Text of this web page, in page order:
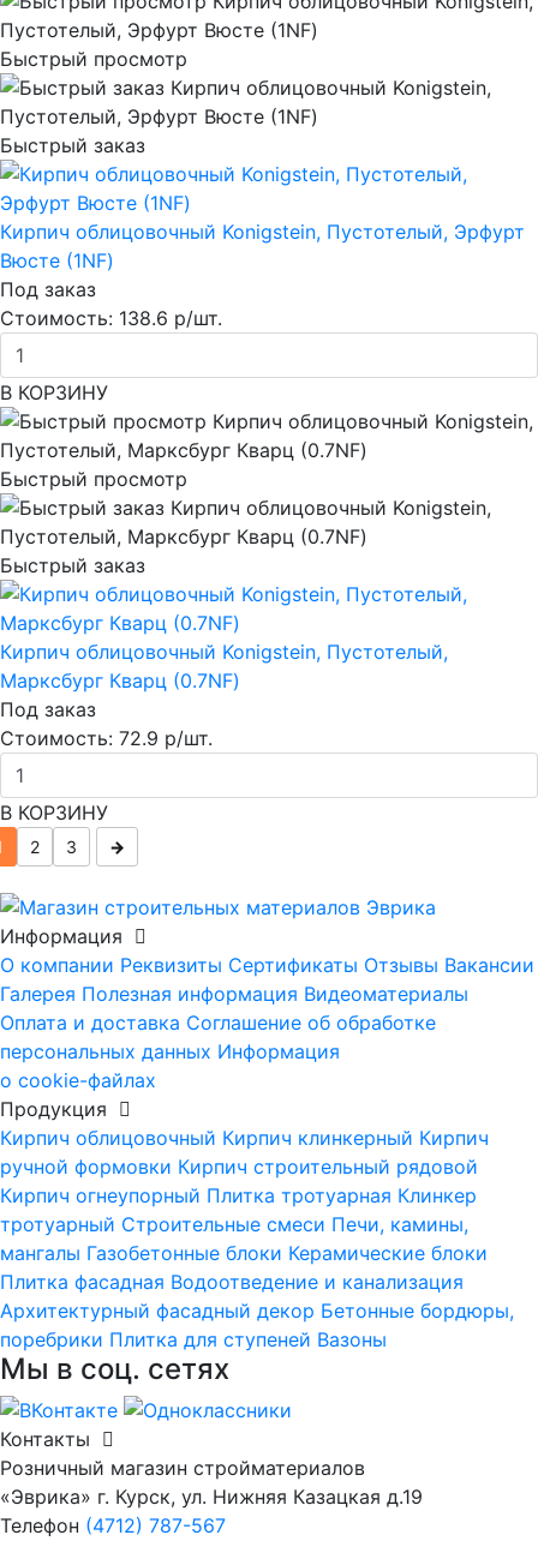
Быстрый просмотр
Быстрый заказ
Кирпич облицовочный Konigstein, Пустотелый, Эрфурт
Вюсте (1NF)
Под заказ
Стоимость: 138.6 р/шт.
В КОРЗИНУ
Быстрый просмотр
Быстрый заказ
Кирпич облицовочный Konigstein, Пустотелый,
Марксбург Кварц (0.7NF)
Под заказ
Стоимость: 72.9 р/шт.
В КОРЗИНУ
2 3 →
Информация
О компании Реквизиты Сертификаты Отзывы Вакансии
Галерея Полезная информация Видеоматериалы
Оплата и доставка Соглашение об обработке
персональных данных Информация
о cookie-файлах
Продукция
Кирпич облицовочный Кирпич клинкерный Кирпич
ручной формовки Кирпич строительный рядовой
Кирпич огнеупорный Плитка тротуарная Клинкер
тротуарный Строительные смеси Печи, камины,
мангалы Газобетонные блоки Керамические блоки
Плитка фасадная Водоотведение и канализация
Архитектурный фасадный декор Бетонные бордюры,
поребрики Плитка для ступеней Вазоны
Мы в соц. сетях
Контакты
Розничный магазин стройматериалов
«Эврика» г. Курск, ул. Нижняя Казацкая д.19
Телефон (4712) 787-567